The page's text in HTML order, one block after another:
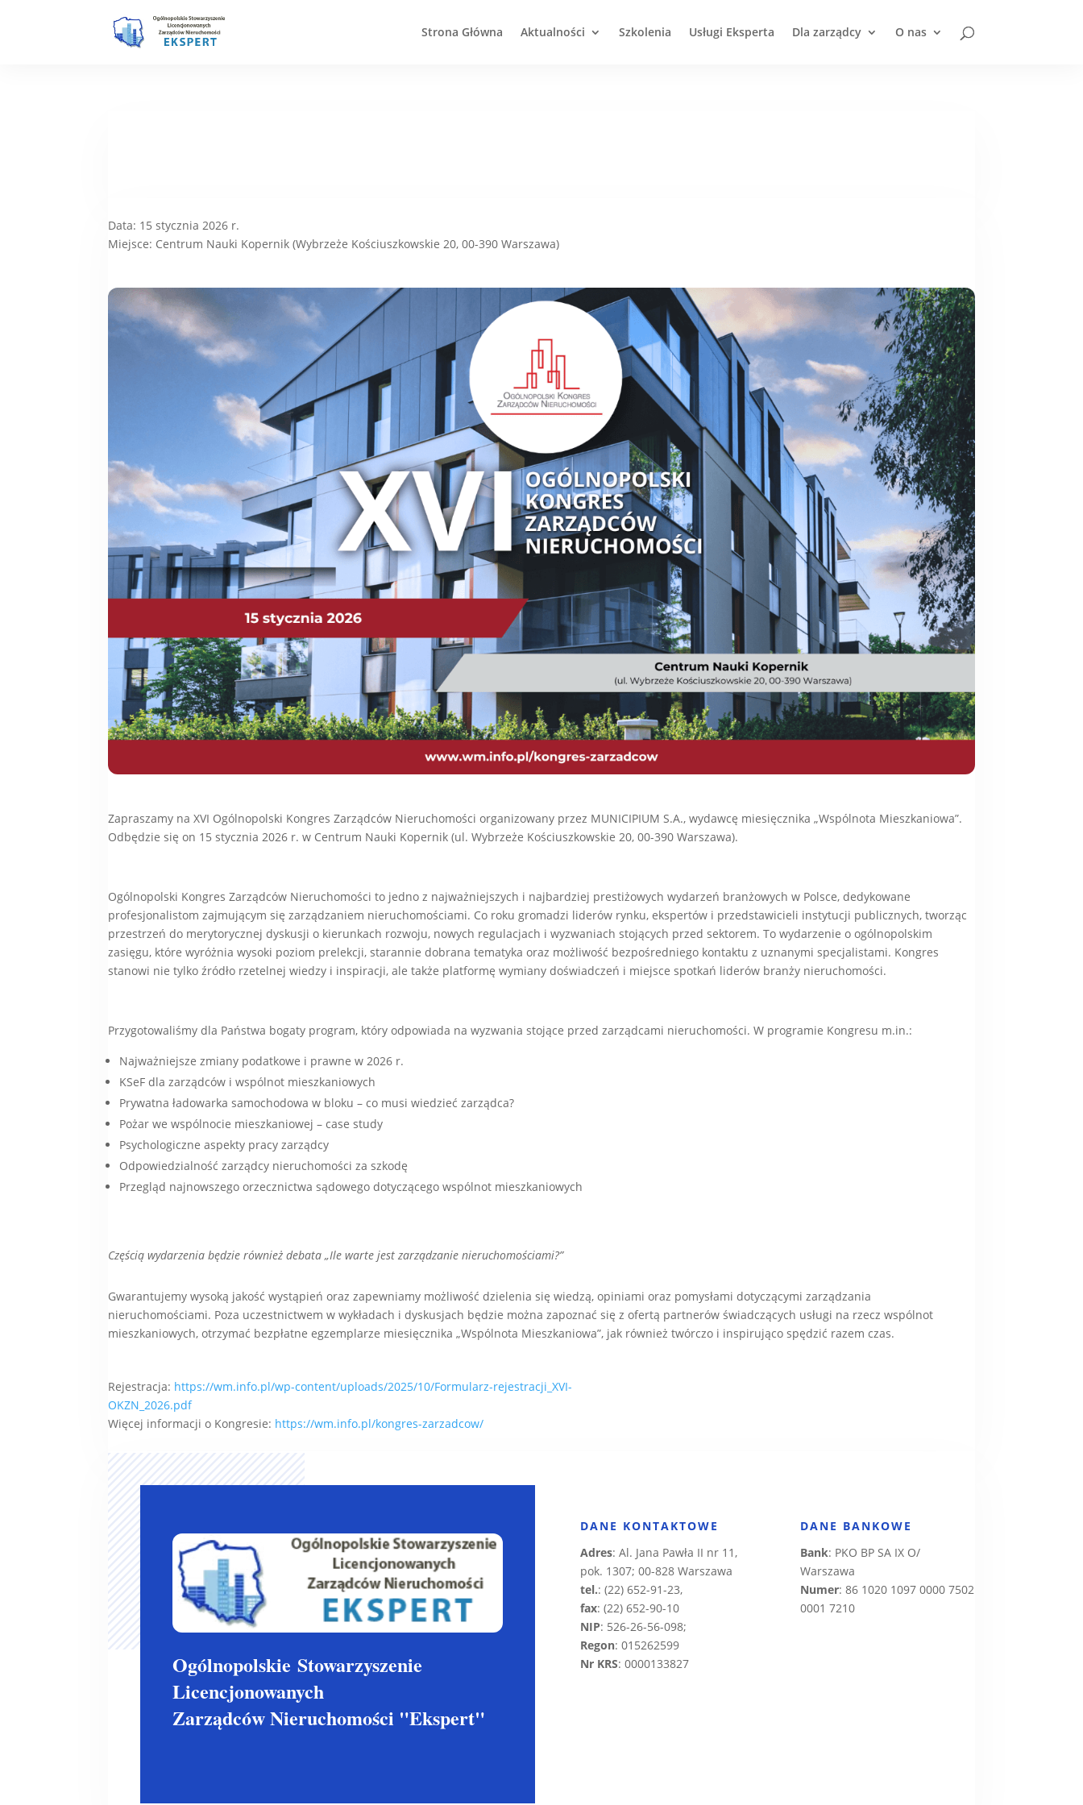
Strona Główna Aktualności Szkolenia Usługi Eksperta Dla zarządcy O nas
Data: 15 stycznia 2026 r.
Miejsce: Centrum Nauki Kopernik (Wybrzeże Kościuszkowskie 20, 00-390 Warszawa)
Zapraszamy na XVI Ogólnopolski Kongres Zarządców Nieruchomości organizowany przez MUNICIPIUM S.A., wydawcę miesięcznika „Wspólnota Mieszkaniowa”.
Odbędzie się on 15 stycznia 2026 r. w Centrum Nauki Kopernik (ul. Wybrzeże Kościuszkowskie 20, 00-390 Warszawa).
Ogólnopolski Kongres Zarządców Nieruchomości to jedno z najważniejszych i najbardziej prestiżowych wydarzeń branżowych w Polsce, dedykowane
profesjonalistom zajmującym się zarządzaniem nieruchomościami. Co roku gromadzi liderów rynku, ekspertów i przedstawicieli instytucji publicznych, tworząc
przestrzeń do merytorycznej dyskusji o kierunkach rozwoju, nowych regulacjach i wyzwaniach stojących przed sektorem. To wydarzenie o ogólnopolskim
zasięgu, które wyróżnia wysoki poziom prelekcji, starannie dobrana tematyka oraz możliwość bezpośredniego kontaktu z uznanymi specjalistami. Kongres
stanowi nie tylko źródło rzetelnej wiedzy i inspiracji, ale także platformę wymiany doświadczeń i miejsce spotkań liderów branży nieruchomości.
Przygotowaliśmy dla Państwa bogaty program, który odpowiada na wyzwania stojące przed zarządcami nieruchomości. W programie Kongresu m.in.:
Najważniejsze zmiany podatkowe i prawne w 2026 r.
KSeF dla zarządców i wspólnot mieszkaniowych
Prywatna ładowarka samochodowa w bloku – co musi wiedzieć zarządca?
Pożar we wspólnocie mieszkaniowej – case study
Psychologiczne aspekty pracy zarządcy
Odpowiedzialność zarządcy nieruchomości za szkodę
Przegląd najnowszego orzecznictwa sądowego dotyczącego wspólnot mieszkaniowych
Częścią wydarzenia będzie również debata „Ile warte jest zarządzanie nieruchomościami?”
Gwarantujemy wysoką jakość wystąpień oraz zapewniamy możliwość dzielenia się wiedzą, opiniami oraz pomysłami dotyczącymi zarządzania
nieruchomościami. Poza uczestnictwem w wykładach i dyskusjach będzie można zapoznać się z ofertą partnerów świadczących usługi na rzecz wspólnot
mieszkaniowych, otrzymać bezpłatne egzemplarze miesięcznika „Wspólnota Mieszkaniowa”, jak również twórczo i inspirująco spędzić razem czas.
Rejestracja: https://wm.info.pl/wp-content/uploads/2025/10/Formularz-rejestracji_XVI-
OKZN_2026.pdf
Więcej informacji o Kongresie: https://wm.info.pl/kongres-zarzadcow/
OgólnopolskieStowarzyszenie
Licencjonowanych
Zarządców Nieruchomości "Ekspert"
DANE KONTAKTOWE
Adres: Al. Jana Pawła II nr 11,
pok. 1307; 00-828 Warszawa
tel.: (22) 652-91-23,
fax: (22) 652-90-10
NIP: 526-26-56-098;
Regon: 015262599
Nr KRS: 0000133827
DANE BANKOWE
Bank: PKO BP SA IX O/
Warszawa
Numer: 86 1020 1097 0000 7502
0001 7210